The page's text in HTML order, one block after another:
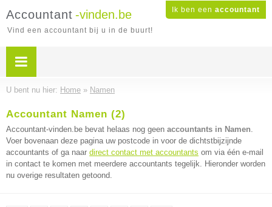
Ik ben een accountant
Accountant -vinden.be
Vind een accountant bij u in de buurt!
U bent nu hier: Home » Namen
Accountant Namen (2)
Accountant-vinden.be bevat helaas nog geen accountants in Namen.
Voer bovenaan deze pagina uw postcode in voor de dichtstbijzijnde
accountants of ga naar direct contact met accountants om via één e-mail
in contact te komen met meerdere accountants tegelijk. Hieronder worden
nu overige resultaten getoond.